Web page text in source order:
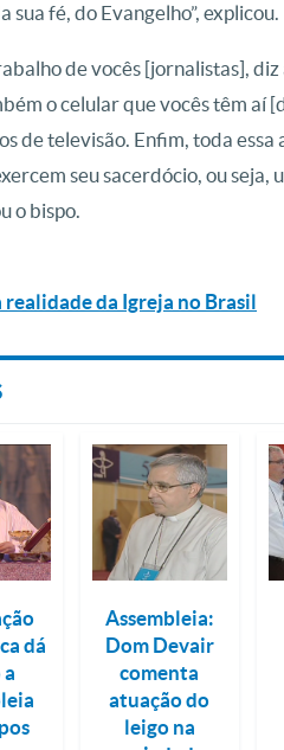
fé, do Evangelho”, explicou.
de vocês [jornalistas], diz
o celular que vocês têm aí
de televisão. Enfim, toda essa
seu sacerdócio, ou seja,
o bispo.
da Igreja no Brasil
dá
Assembleia:
Dom Devair
comenta
atuação do
leigo na